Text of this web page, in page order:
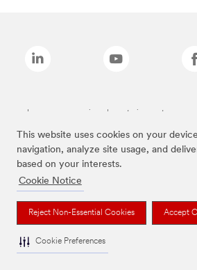
This website uses cookies on your
navigation, analyze site usage, and
based on your interests.
Cookie Notice
Reject Non-Essential Cookies Accept
Cookie Preferences
Las marcas mencionadas anteriormente son